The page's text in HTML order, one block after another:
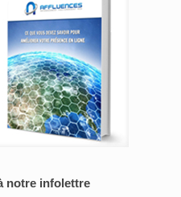
notre infolettre